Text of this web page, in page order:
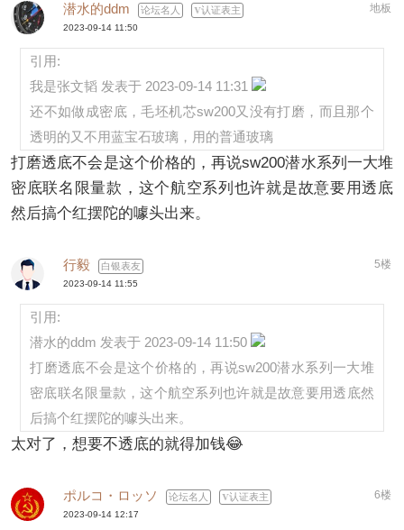
潜水的ddm 论坛名人 认证表主 地板
2023-09-14 11:50
引用:
我是张文韬 发表于 2023-09-14 11:31
还不如做成密底，毛坯机芯sw200又没有打磨，而且那个
透明的又不用蓝宝石玻璃，用的普通玻璃
打磨透底不会是这个价格的，再说sw200潜水系列一大堆
密底联名限量款，这个航空系列也许就是故意要用透底
然后搞个红摆陀的噱头出来。
行毅 白银表友 5楼
2023-09-14 11:55
引用:
潜水的ddm 发表于 2023-09-14 11:50
打磨透底不会是这个价格的，再说sw200潜水系列一大堆
密底联名限量款，这个航空系列也许就是故意要用透底然
后搞个红摆陀的噱头出来。
太对了，想要不透底的就得加钱😂
ポルコ・ロッソ 论坛名人 认证表主 6楼
2023-09-14 12:17